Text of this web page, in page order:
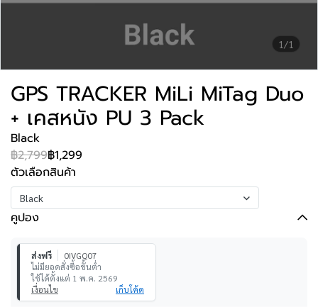
1/1
GPS TRACKER MiLi MiTag Duo
+ เคสหนัง PU 3 Pack
Black
฿2,799฿1,299
ตัวเลือกสินค้า
Black
คูปอง
ส่งฟรี
0IVGQ07
ไม่มียอดสั่งซื้อขั้นต่ำ
ใช้ได้ตั้งแต่ 1 พ.ค. 2569
เงื่อนไข
เก็บโค้ด